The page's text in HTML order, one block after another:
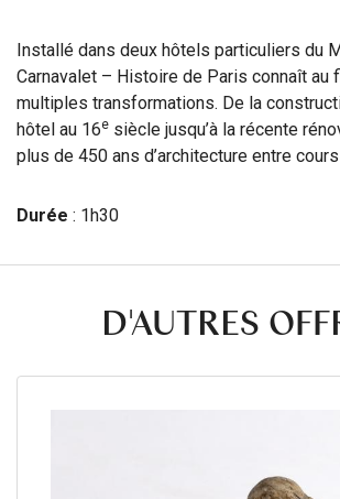
Installé dans deux hôtels particuliers du
Carnavalet – Histoire de Paris connaît au
multiples transformations. De la
hôtel au 16e siècle jusqu’à la récente
plus de 450 ans d’architecture entre
Durée : 1h30
D'AUTRES